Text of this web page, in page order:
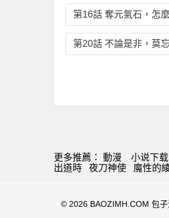
第16話 奪元氣石，怎
第20話 不論是非，莫
更多推薦： 動漫 小说下载
出道時
夜刀神使 魔性的
© 2026 BAOZIMH.COM 包子